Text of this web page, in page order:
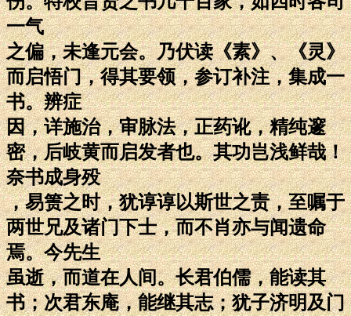
一气
之偏，未逢元会。乃伏读《素》、《灵》
而启悟门，得其要领，参订补注，集成一
书。辨症
因，详施治，审脉法，正药讹，精纯邃
密，后岐黄而启发者也。其功岂浅鲜哉！
奈书成身殁
，易箦之时，犹谆谆以斯世之责，至嘱于
两世兄及诸门下士，而不肖亦与闻遗命
焉。今先生
虽逝，而道在人间。长君伯儒，能读其
书；次君东庵，能继其志；犹子济明及门